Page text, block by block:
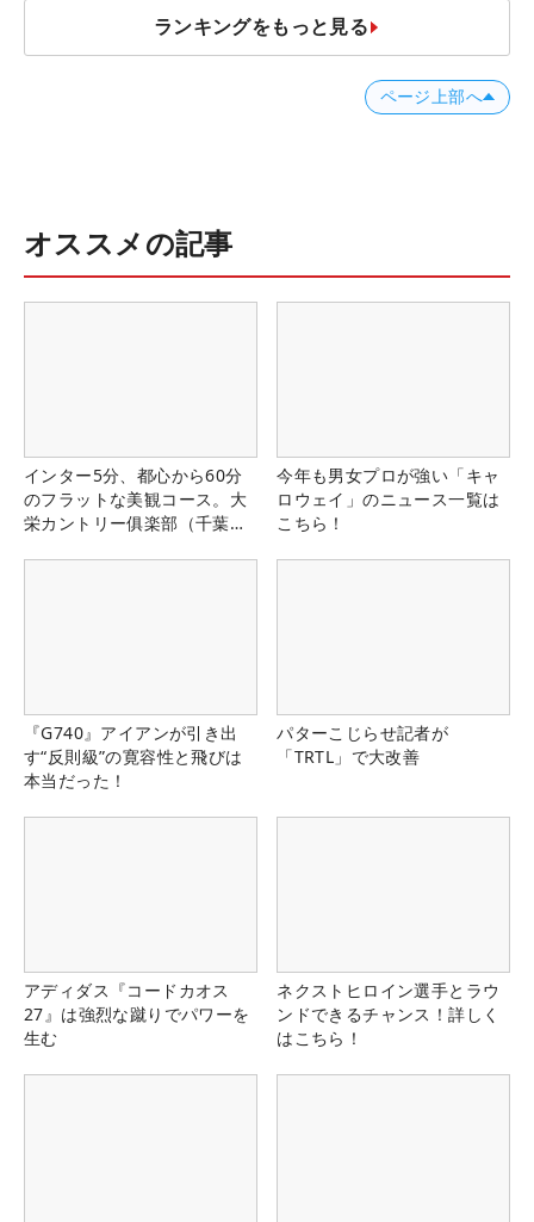
ランキングをもっと見る
ページ上部へ
オススメの記事
インター5分、都心から60分
のフラットな美観コース。大
栄カントリー俱楽部（千葉
今年も男女プロが強い「キャ
ロウェイ」のニュース一覧は
こちら！
『G740』アイアンが引き出
す“反則級”の寛容性と飛びは
本当だった！
パターこじらせ記者が
「TRTL」で大改善
アディダス『コードカオス
27』は強烈な蹴りでパワーを
生む
ネクストヒロイン選手とラウ
ンドできるチャンス！詳しく
はこちら！